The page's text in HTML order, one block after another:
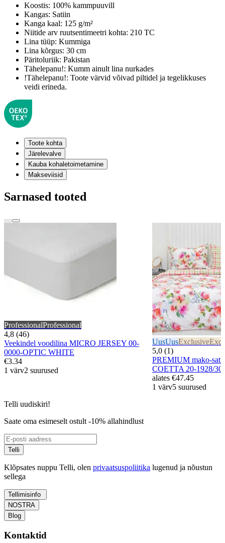
Koostis: 100% kammpuuvill
Kangas: Satiin
Kanga kaal: 125 g/m²
Niitide arv ruutsentimeetri kohta: 210 TC
Lina tüüp: Kummiga
Lina kõrgus: 30 cm
Päritoluriik: Pakistan
Tähelepanu!: Kumm ainult lina nurkades
!Tähelepanu!: Toote värvid võivad piltidel ja tegelikkuses
veidi erineda.
Toote kohta
Järelevalve
Kauba kohaletoimetamine
Makseviisid
Sarnased tooted
ProfessionalProfessional
4,8 (46)
Veekindel voodilina MICRO JERSEY 00-
0000-OPTIC WHITE
€3.34
1 värv2 suurused
UusUusExclusive
5,0 (1)
PREMIUM mako-
COETTA 20-1928/
alates €47.45
1 värv5 suurused
Telli uudiskiri!
Saate oma esimeselt ostult -10% allahindlust
Telli
Klõpsates nuppu Telli, olen privaatsuspoliitika lugenud ja nõustun
sellega
Tellimisinfo
NOSTRA
Blog
Kontaktid